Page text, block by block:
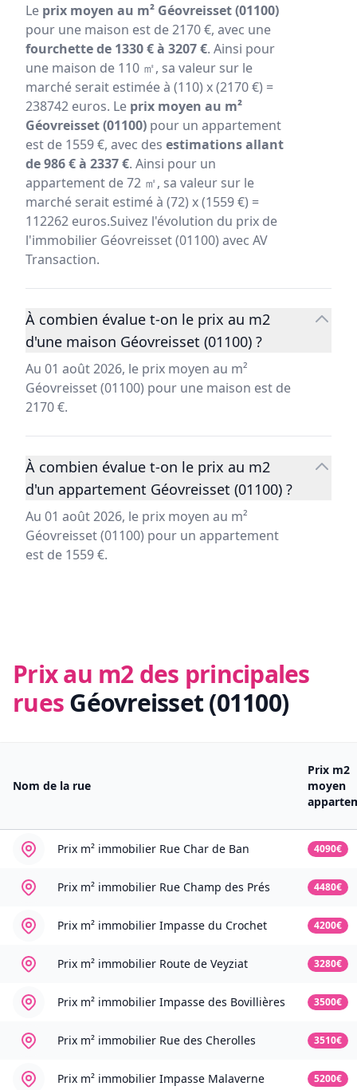
Le prix moyen au m² Géovreisset (01100)
pour une maison est de 2170 €, avec une
fourchette de 1330 € à 3207 €. Ainsi pour
une maison de 110 ㎡, sa valeur sur le
marché serait estimée à (110) x (2170 €) =
238742 euros. Le prix moyen au m²
Géovreisset (01100) pour un appartement
est de 1559 €, avec des estimations allant
de 986 € à 2337 €. Ainsi pour un
appartement de 72 ㎡, sa valeur sur le
marché serait estimé à (72) x (1559 €) =
112262 euros.Suivez l'évolution du prix de
l'immobilier Géovreisset (01100) avec AV
Transaction.
À combien évalue t-on le prix au m2
d'une maison Géovreisset (01100) ?
Au 01 août 2026, le prix moyen au m²
Géovreisset (01100) pour une maison est de
2170 €.
À combien évalue t-on le prix au m2
d'un appartement Géovreisset (01100) ?
Au 01 août 2026, le prix moyen au m²
Géovreisset (01100) pour un appartement
est de 1559 €.
Prix au m2 des principales
ruesGéovreisset (01100)
Nom de la rue
Prix m2
moyen
Prix m² immobilier Rue Char de Ban 4090€
Prix m² immobilier Rue Champ des Prés 4480€
Prix m² immobilier Impasse du Crochet 4200€
Prix m² immobilier Route de Veyziat 3280€
Prix m² immobilier Impasse des Bovillières 3500€
Prix m² immobilier Rue des Cherolles 3510€
Prix m² immobilier Impasse Malaverne 5200€